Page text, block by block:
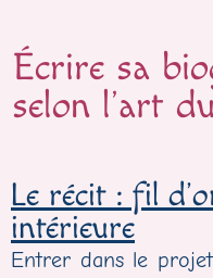
Écrire sa
selon l’art
Le récit : fil
intérieure
Entrer dans le